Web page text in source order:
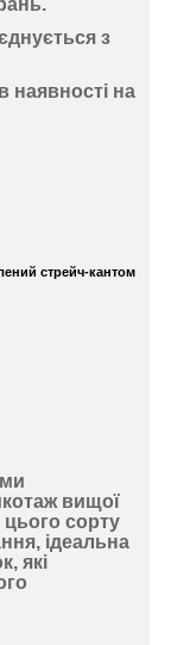
з
наявності на
стрейч-кантом
вищої
цього сорту
, ідеальна
, які